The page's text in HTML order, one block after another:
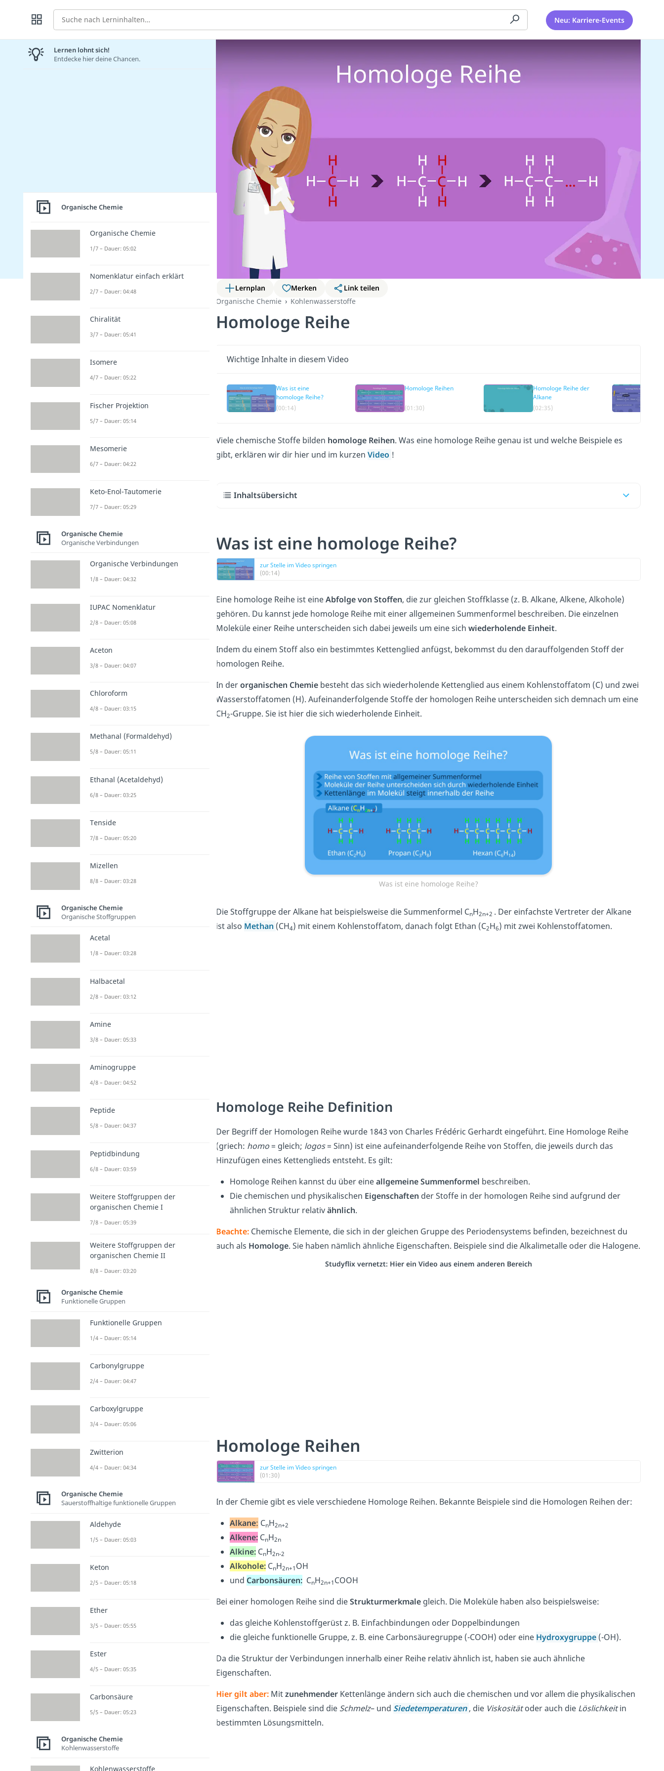
Suche Neu: Karriere-Events
Lernplan Merken
Link teilen
Organische Chemie
Kohlenwasserstoffe
Homologe Reihe
Wichtige Inhalte in diesem Video
Was ist eine
homologe Reihe?
(00:14)
Homologe Reihen
(01:30)
Homologe Reihe der
Alkane
(02:35)
Viele chemische Stoffe bilden homologe Reihen. Was eine homologe Reihe genau ist und welche Beispiele es
gibt, erklären wir dir hier und im kurzen Video !
Inhaltsübersicht
Was ist eine homologe Reihe?
zur Stelle im Video springen
(00:14)
Eine homologe Reihe ist eineAbfolge von Stoffen, die zur gleichen Stoffklasse (z. B. Alkane, Alkene, Alkohole)
gehören. Du kannst jede homologe Reihe mit einer allgemeinen Summenformel beschreiben. Die einzelnen
Moleküle einer Reihe unterscheiden sich dabei jeweils um eine sich wiederholende Einheit.
Indem du einem Stoff also ein bestimmtes Kettenglied anfügst, bekommst du den darauffolgenden Stoff der
homologen Reihe.
In derorganischen Chemie besteht das sich wiederholende Kettenglied aus einem Kohlenstoffatom (C) und zwei
Wasserstoffatomen (H). Aufeinanderfolgende Stoffe der homologen Reihe unterscheiden sich demnach um eine
CH2-Gruppe. Sie ist hier die sich wiederholende Einheit.
Was ist eine homologe Reihe?
Die Stoffgruppe der Alkane hat beispielsweise die Summenformel CnH2n+2 . Der einfachste Vertreter der Alkane
ist also Methan (CH4) mit einem Kohlenstoffatom, danach folgt Ethan (C2H6) mit zwei Kohlenstoffatomen.
Homologe Reihe Definition
Der Begriff der Homologen Reihe wurde 1843 von Charles Frédéric Gerhardt eingeführt. Eine Homologe Reihe
(griech: homo= gleich; logos= Sinn) ist eine aufeinanderfolgende Reihe von Stoffen, die jeweils durch das
Hinzufügen eines Kettenglieds entsteht. Es gilt:
Homologe Reihen kannst du über eineallgemeine Summenformel beschreiben.
Die chemischen und physikalischen Eigenschaften der Stoffe in der homologen Reihe sind aufgrund der
ähnlichen Struktur relativähnlich.
Beachte: Chemische Elemente, die sich in der gleichen Gruppe des Periodensystems befinden, bezeichnest du
auch als Homologe. Sie haben nämlich ähnliche Eigenschaften. Beispiele sind die Alkalimetalle oder die Halogene.
Studyflix vernetzt: Hier ein Video aus einem anderen Bereich
Homologe Reihen
zur Stelle im Video springen
(01:30)
In der Chemie gibt es viele verschiedene Homologe Reihen. Bekannte Beispiele sind die Homologen Reihen der:
Alkane: CnH2n+2
Alkene: CnH2n
Alkine: CnH2n-2
Alkohole: CnH2n+1OH
und Carbonsäuren: CnH2n+1COOH
Bei einer homologen Reihe sind dieStrukturmerkmale gleich. Die Moleküle haben also beispielsweise:
das gleiche Kohlenstoffgerüst z. B. Einfachbindungen oder Doppelbindungen
die gleiche funktionelle Gruppe, z. B. eine Carbonsäuregruppe (-COOH) oder eine Hydroxygruppe (-OH).
Da die Struktur der Verbindungen innerhalb einer Reihe relativ ähnlich ist, haben sie auch ähnliche
Eigenschaften.
Hier gilt aber: Mitzunehmender Kettenlänge ändern sich auch die chemischen und vor allem die physikalischen
Eigenschaften. Beispiele sind die Schmelz– und Siedetemperaturen , die Viskositätoder auch die Löslichkeitin
bestimmten Lösungsmitteln.
Lernen lohnt sich!
Entdecke hier deine Chancen.
Organische Chemie
Organische Chemie
1/7 – Dauer: 05:02
Nomenklatur einfach erklärt
2/7 – Dauer: 04:48
Chiralität
3/7 – Dauer: 05:41
Isomere
4/7 – Dauer: 05:22
Fischer Projektion
5/7 – Dauer: 05:14
Mesomerie
6/7 – Dauer: 04:22
Keto-Enol-Tautomerie
7/7 – Dauer: 05:29
Organische Chemie
Organische Verbindungen
Organische Verbindungen
1/8 – Dauer: 04:32
IUPAC Nomenklatur
2/8 – Dauer: 05:08
Aceton
3/8 – Dauer: 04:07
Chloroform
4/8 – Dauer: 03:15
Methanal (Formaldehyd)
5/8 – Dauer: 05:11
Ethanal (Acetaldehyd)
6/8 – Dauer: 03:25
Tenside
7/8 – Dauer: 05:20
Mizellen
8/8 – Dauer: 03:28
Organische Chemie
Organische Stoffgruppen
Acetal
1/8 – Dauer: 03:28
Halbacetal
2/8 – Dauer: 03:12
Amine
3/8 – Dauer: 05:33
Aminogruppe
4/8 – Dauer: 04:52
Peptide
5/8 – Dauer: 04:37
Peptidbindung
6/8 – Dauer: 03:59
Weitere Stoffgruppen der
organischen Chemie I
7/8 – Dauer: 05:39
Weitere Stoffgruppen der
organischen Chemie II
8/8 – Dauer: 03:20
Organische Chemie
Funktionelle Gruppen
Funktionelle Gruppen
1/4 – Dauer: 05:14
Carbonylgruppe
2/4 – Dauer: 04:47
Carboxylgruppe
3/4 – Dauer: 05:06
Zwitterion
4/4 – Dauer: 04:34
Organische Chemie
Sauerstoffhaltige funktionelle Gruppen
Aldehyde
1/5 – Dauer: 05:03
Keton
2/5 – Dauer: 05:18
Ether
3/5 – Dauer: 05:55
Ester
4/5 – Dauer: 05:35
Carbonsäure
5/5 – Dauer: 05:23
Organische Chemie
Kohlenwasserstoffe
Kohlenwasserstoffe